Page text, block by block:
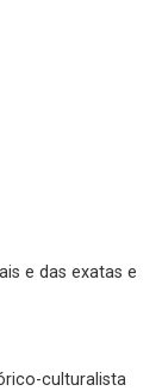
e das exatas e
culturalista